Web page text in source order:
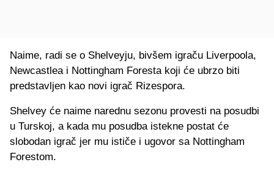
Naime, radi se o Shelveyju, bivšem igraču Liverpoola,
Newcastlea i Nottingham Foresta koji će ubrzo biti
predstavljen kao novi igrač Rizespora.
Shelvey će naime narednu sezonu provesti na posudbi
u Turskoj, a kada mu posudba istekne postat će
slobodan igrač jer mu ističe i ugovor sa Nottingham
Forestom.